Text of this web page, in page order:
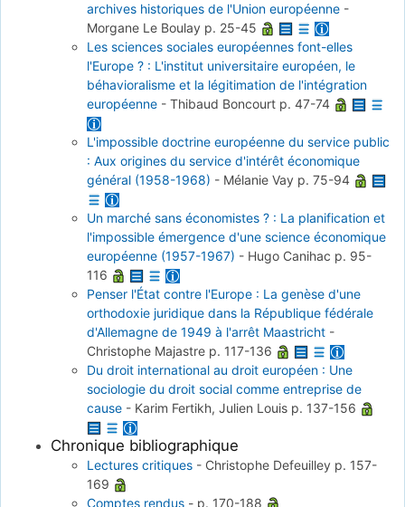
archives historiques de l'Union européenne -
Morgane Le Boulay p. 25-45
Les sciences sociales européennes font-elles
l'Europe ? : L'institut universitaire européen, le
béhavioralisme et la légitimation de l'intégration
européenne - Thibaud Boncourt p. 47-74
L'impossible doctrine européenne du service public
: Aux origines du service d'intérêt économique
général (1958-1968) - Mélanie Vay p. 75-94
Un marché sans économistes ? : La planification et
l'impossible émergence d'une science économique
européenne (1957-1967) - Hugo Canihac p. 95-
116
Penser l'État contre l'Europe : La genèse d'une
orthodoxie juridique dans la République fédérale
d'Allemagne de 1949 à l'arrêt Maastricht -
Christophe Majastre p. 117-136
Du droit international au droit européen : Une
sociologie du droit social comme entreprise de
cause - Karim Fertikh, Julien Louis p. 137-156
Chronique bibliographique
Lectures critiques - Christophe Defeuilley p. 157-
169
Comptes rendus - p. 170-188